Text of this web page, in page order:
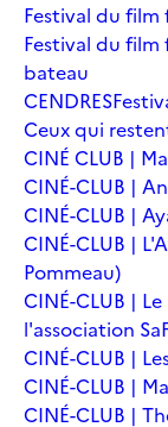
Festival du
Festival du film
bateau
CENDRES
Ceux qui
CINÉ CLUB |
CINÉ-CLUB |
CINÉ-CLUB |
CINÉ-CLUB |
Pommeau)
CINÉ-CLUB |
l'association
CINÉ-CLUB |
CINÉ-CLUB |
CINÉ-CLUB |